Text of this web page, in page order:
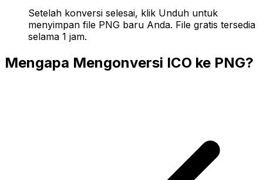
Setelah konversi selesai, klik Unduh untuk
menyimpan file PNG baru Anda. File gratis tersedia
selama 1 jam.
Mengapa Mengonversi ICO ke PNG?